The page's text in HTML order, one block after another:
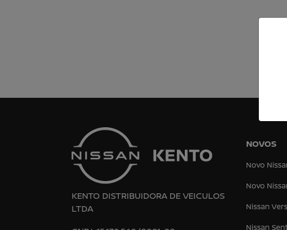
KENTO DISTRIBUIDORA DE VEICULOS
LTDA
NOVOS
Novo
Novo
Nissan
Nissan